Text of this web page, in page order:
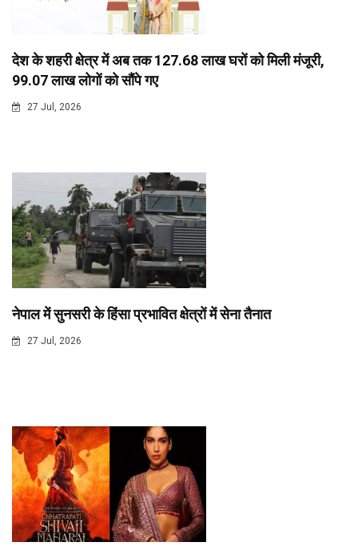
देश के शहरी क्षेत्र में अब तक 127.68 लाख घरों को मिली मंजूरी,
99.07 लाख लोगों को सौंपे गए
27 Jul, 2026
नेपाल में सुनसरी के हिंसा प्रभावित क्षेत्रों में सेना तैनात
27 Jul, 2026